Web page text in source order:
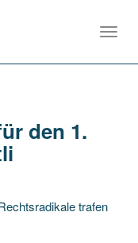
den 1.
trafen